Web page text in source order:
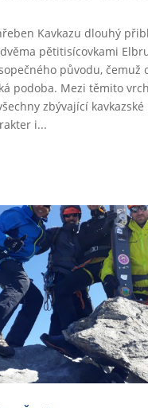
Kavkazu dlouhý
pětitisícovkami
původu, čemuž
podoba. Mezi těmito
zbývající
i...